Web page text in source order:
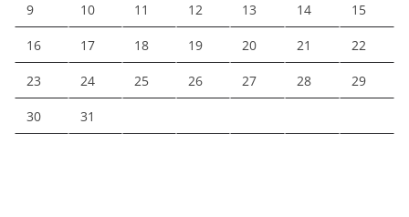
9 10 11 12 13 14 15
16 17 18 19 20 21 22
23 24 25 26 27 28 29
30 31